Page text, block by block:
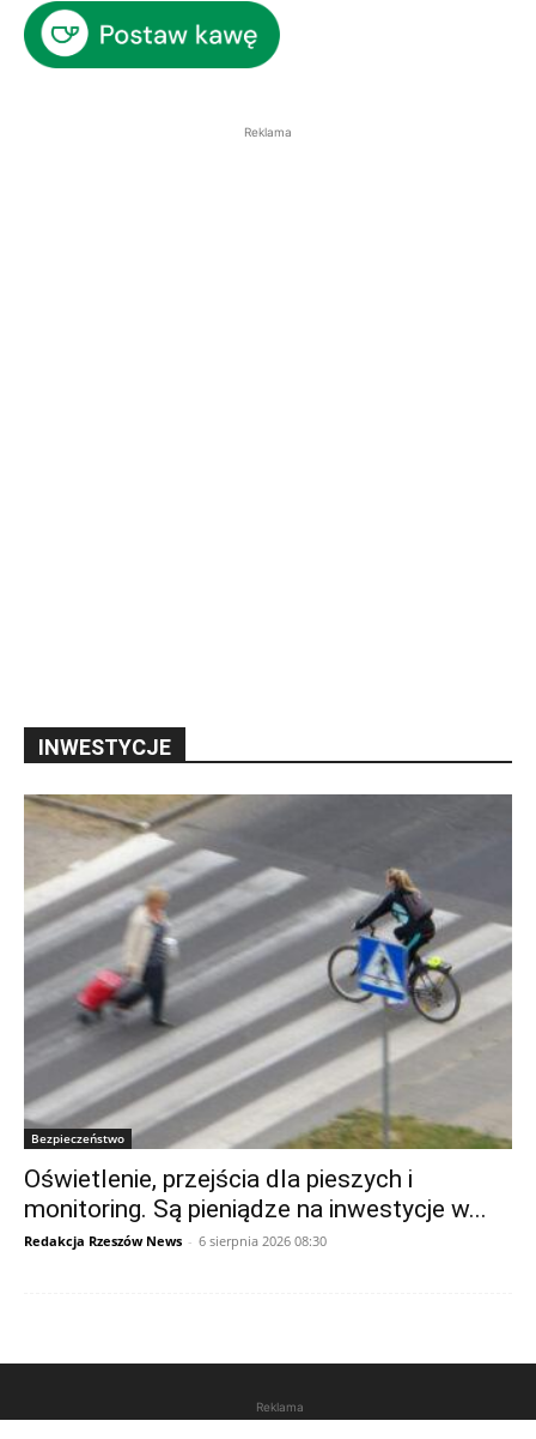
Reklama
INWESTYCJE
Bezpieczeństwo
Oświetlenie, przejścia dla pieszych i
monitoring. Są pieniądze na inwestycje w...
Redakcja Rzeszów News - 6 sierpnia 2026 08:30
Reklama